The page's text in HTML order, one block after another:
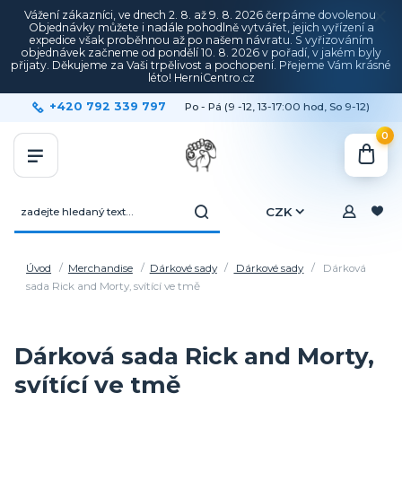
Vážení zákazníci, ve dnech 2. 8. až 9. 8. 2026 čerpáme dovolenou.
Objednávky můžete i nadále pohodlně vytvářet, jejich vyřízení a
expedice však proběhnou až po našem návratu. S vyřizováním
objednávek začneme od pondělí 10. 8. 2026 v pořadí, v jakém byly
přijaty. Děkujeme za Vaši trpělivost a pochopení. Přejeme Vám krásné
léto! HerniCentro.cz
CZK
+420 792 339 797 Po - Pá (9 -12, 13-17:00 hod, So 9-12)
0
Úvod Merchandise Dárkové sady Dárkové sady
Dárková
sada Rick and Morty, svítící ve tmě
Dárková sada Rick and Morty,
svítící ve tmě